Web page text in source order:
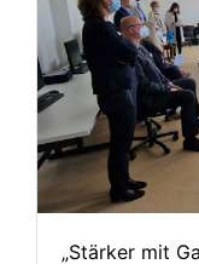
„Stärker mit